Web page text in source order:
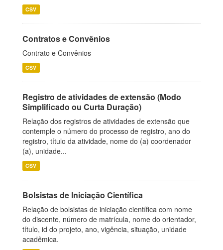
CSV
Contratos e Convênios
Contrato e Convênios
CSV
Registro de atividades de extensão (Modo
Simplificado ou Curta Duração)
Relação dos registros de atividades de extensão que
contemple o número do processo de registro, ano do
registro, título da atividade, nome do (a) coordenador
(a), unidade...
CSV
Bolsistas de Iniciação Científica
Relação de bolsistas de iniciação científica com nome
do discente, número de matrícula, nome do orientador,
título, id do projeto, ano, vigência, situação, unidade
acadêmica.